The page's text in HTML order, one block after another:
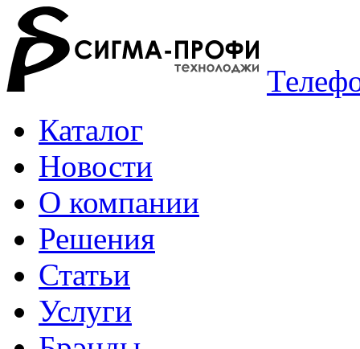
Каталог
Новости
О компании
Решения
Статьи
Услуги